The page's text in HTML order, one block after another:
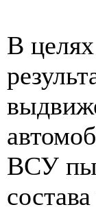
В
ВСУ